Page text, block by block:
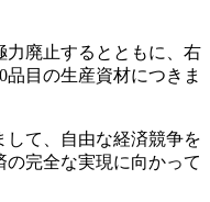
廃止するとともに、右
目の生産資材につきま
て、自由な経済競争を
完全な実現に向かって